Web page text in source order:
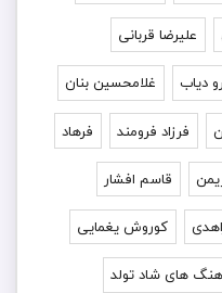
علیرضا قربانی
دیاب غلامحسین بنان
فرزاد فرومند فرهاد
قاسم افشار
کوروش یغمایی
های شاد تولد